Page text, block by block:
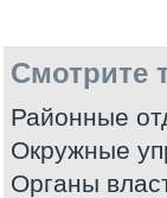
Смотрите
Районные
Окружные
Органы